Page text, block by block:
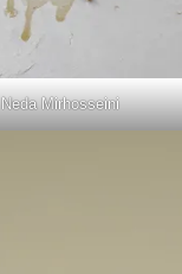
Neda Mirhosseini